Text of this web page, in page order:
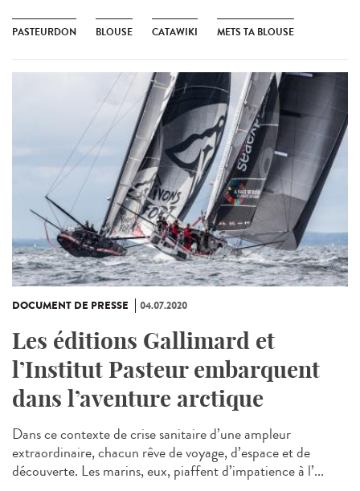
PASTEURDON BLOUSE CATAWIKI METS TA BLOUSE
DOCUMENT DE PRESSE 04.07.2020
Les éditions Gallimard et
l’Institut Pasteur embarquent
dans l’aventure arctique
Dans ce contexte de crise sanitaire d’une ampleur
extraordinaire, chacun rêve de voyage, d’espace et de
découverte. Les marins, eux, piaffent d’impatience à l’...